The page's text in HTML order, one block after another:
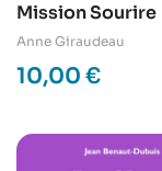
Mission Sourire
Anne Giraudeau
10,00 €